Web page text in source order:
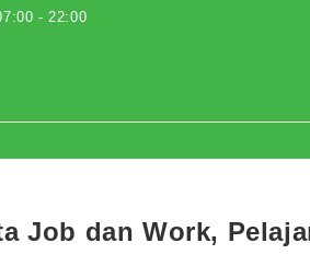
- 22:00
Job dan Work,